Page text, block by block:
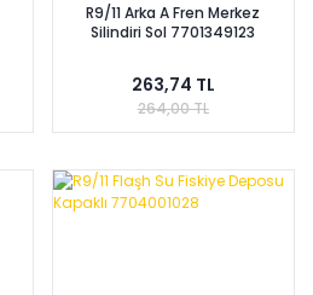
R9/11 Arka A Fren Merkez
Silindiri Sol 7701349123
263,74 TL
264,00 TL